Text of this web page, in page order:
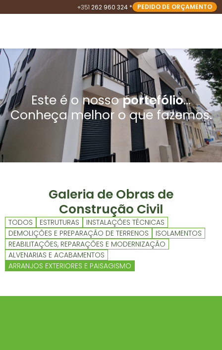
+351 262 960 324 * PEDIDO DE ORÇAMENTO
Este é o nossoportefólio...
Conheça melhor o que fazemos.
Galeria de Obras de
Construção Civil
TODOS ESTRUTURAS
INSTALAÇÕES TÉCNICAS
DEMOLIÇÕES E PREPARAÇÃO DE TERRENOS
ISOLAMENTOS
REABILITAÇÕES, REPARAÇÕES E MODERNIZAÇÃO
ALVENARIAS E ACABAMENTOS
ARRANJOS EXTERIORES E PAISAGISMO